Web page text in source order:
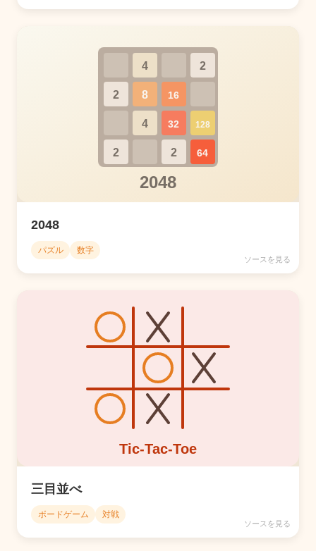
2048
パズル 数字
ソースを見る
三目並べ
ボードゲーム 対戦
ソースを見る